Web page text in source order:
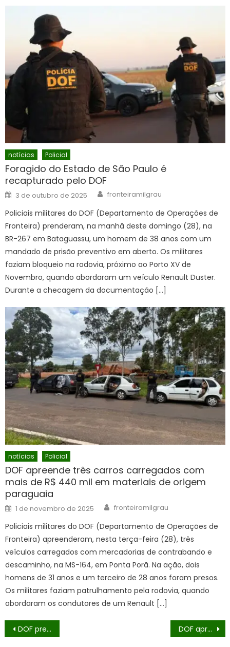
notícias Policial
Foragido do Estado de São Paulo é
recapturado pelo DOF
Posted
on
3 de outubro de 2025 Author
fronteiramilgrau
Policiais militares do DOF (Departamento de Operações de
Fronteira) prenderam, na manhã deste domingo (28), na
BR-267 em Bataguassu, um homem de 38 anos com um
mandado de prisão preventivo em aberto. Os militares
faziam bloqueio na rodovia, próximo ao Porto XV de
Novembro, quando abordaram um veículo Renault Duster.
Durante a checagem da documentação […]
notícias Policial
DOF apreende três carros carregados com
mais de R$ 440 mil em materiais de origem
paraguaia
Posted
on
1 de novembro de 2025 Author
fronteiramilgrau
Policiais militares do DOF (Departamento de Operações de
Fronteira) apreenderam, nesta terça-feira (28), três
veículos carregados com mercadorias de contrabando e
descaminho, na MS-164, em Ponta Porã. Na ação, dois
homens de 31 anos e um terceiro de 28 anos foram presos.
Os militares faziam patrulhamento pela rodovia, quando
abordaram os condutores de um Renault […]
Navegação
DOF prende dois homens com mais de 730 quilos de drogas em Maracaju DOF apreende carro abarrotado com cigarros contrabandeados do Paraguai em Bataguassu